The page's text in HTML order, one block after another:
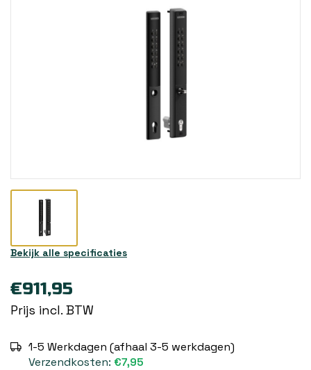
Bekijk alle specificaties
€911,95
Prijs incl. BTW
1-5 Werkdagen (afhaal 3-5 werkdagen)
Verzendkosten: €7,95